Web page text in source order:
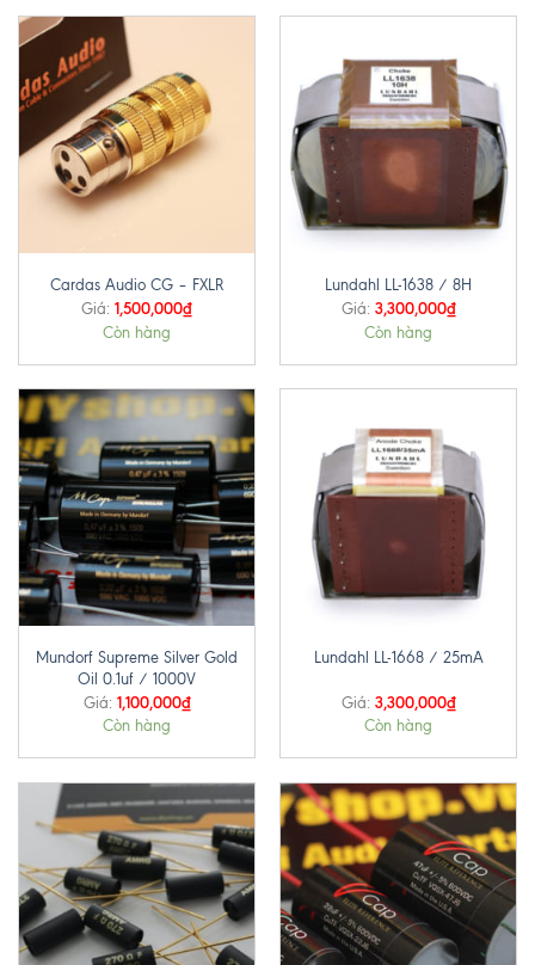
Cardas Audio CG – FXLR
Giá: 1,500,000₫
Còn hàng
Lundahl LL-1638 / 8H
Giá: 3,300,000₫
Còn hàng
Mundorf Supreme Silver Gold
Oil 0.1uf / 1000V
Giá: 1,100,000₫
Còn hàng
Lundahl LL-1668 / 25mA
Giá: 3,300,000₫
Còn hàng